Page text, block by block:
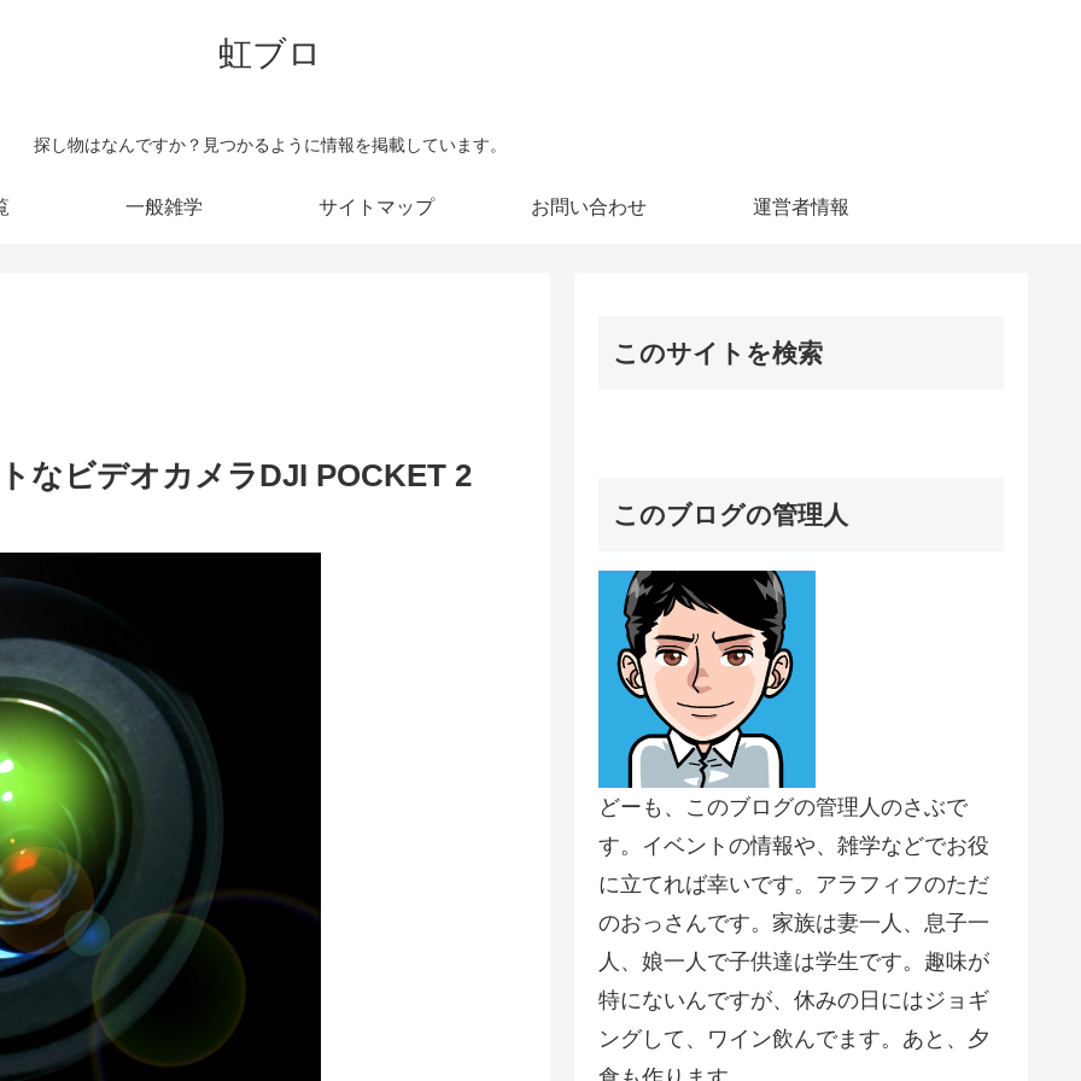
虹ブロ
探し物はなんですか？見つかるように情報を掲載しています。
一般雑学 サイトマップ お問い合わせ 運営者情報
なビデオカメラDJI POCKET 2
このサイトを検索
このブログの管理人
どーも、このブログの管理人のさぶで
す。イベントの情報や、雑学などでお役
に立てれば幸いです。アラフィフのただ
のおっさんです。家族は妻一人、息子一
人、娘一人で子供達は学生です。趣味が
特にないんですが、休みの日にはジョギ
ングして、ワイン飲んでます。あと、夕